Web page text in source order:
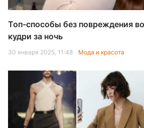
Топ-способы без повреждения
кудри за ночь
30 января 2025, 11:48 Мода и красота